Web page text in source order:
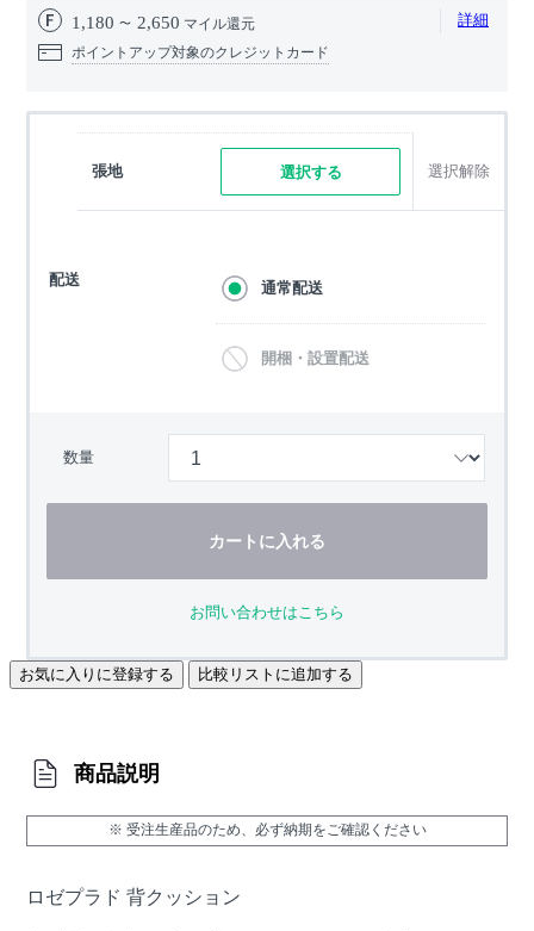
1,180 2,650 マイル還元 詳細
ポイントアップ対象のクレジットカード
張地 選択する 選択解除
配送 通常配送
開梱・設置配送
数量
カートに入れる
お問い合わせはこちら
お気に入りに登録する 比較リストに追加する
商品説明
※ 受注生産品のため、必ず納期をご確認ください
ロゼプラド 背クッション